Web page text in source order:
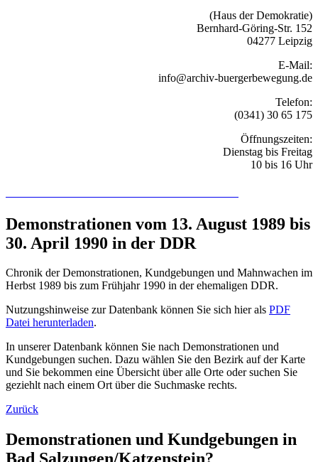
(Haus der Demokratie)
Bernhard-Göring-Str. 152
04277 Leipzig
E-Mail:
info@archiv-buergerbewegung.de
Telefon:
(0341) 30 65 175
Öffnungszeiten:
Dienstag bis Freitag
10 bis 16 Uhr
Demonstrationen vom 13. August 1989 bis
30. April 1990 in der DDR
Chronik der Demonstrationen, Kundgebungen und Mahnwachen im
Herbst 1989 bis zum Frühjahr 1990 in der ehemaligen DDR.
Nutzungshinweise zur Datenbank können Sie sich hier als PDF
Datei herunterladen.
In unserer Datenbank können Sie nach Demonstrationen und
Kundgebungen suchen. Dazu wählen Sie den Bezirk auf der Karte
und Sie bekommen eine Übersicht über alle Orte oder suchen Sie
geziehlt nach einem Ort über die Suchmaske rechts.
Zurück
Demonstrationen und Kundgebungen in